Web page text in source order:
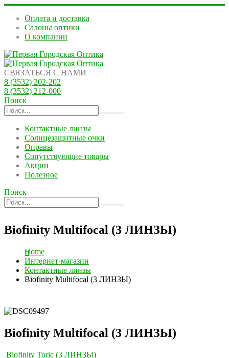
Оплата и доставка
Салоны оптики
О компании
СВЯЗАТЬСЯ С НАМИ
8 (3532) 202-202
8 (3532) 212-000
Поиск
Контактные линзы
Солнцезащитные очки
Оправы
Сопутствующие товары
Акции
Полезное
Поиск
Biofinity Multifocal (3 ЛИНЗЫ)
Home
Интернет-магазин
Контактные линзы
Biofinity Multifocal (3 ЛИНЗЫ)
Biofinity Multifocal (3 ЛИНЗЫ)
Biofinity Toric (3 ЛИНЗЫ)